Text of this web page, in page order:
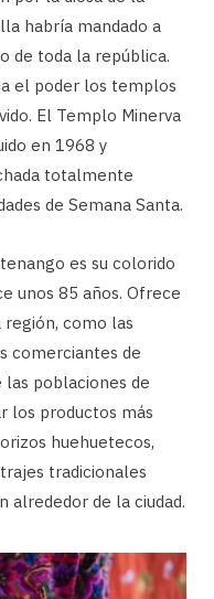
habría mandado a
de toda la república.
el poder los templos
El Templo Minerva
en 1968 y
totalmente
de Semana Santa.
es su colorido
unos 85 años. Ofrece
como las
comerciantes de
las poblaciones de
los productos más
huehuetecos,
tradicionales
alrededor de la ciudad.